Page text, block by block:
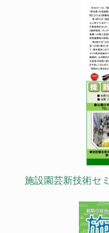
施設園芸新技術セ